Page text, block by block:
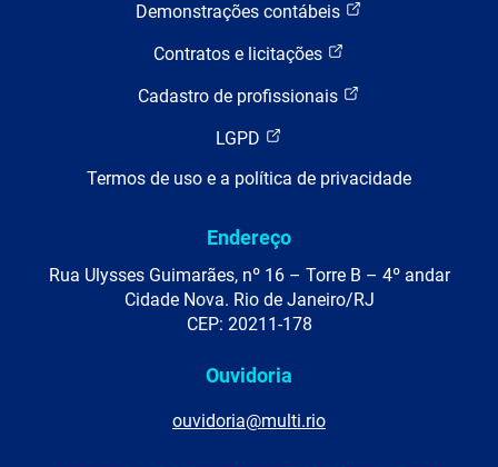
Demonstrações contábeis
Contratos e licitações
Cadastro de profissionais
LGPD
Termos de uso e a política de privacidade
Endereço
Rua Ulysses Guimarães, nº 16 – Torre B – 4º andar
Cidade Nova. Rio de Janeiro/RJ
CEP: 20211-178
Ouvidoria
ouvidoria@multi.rio